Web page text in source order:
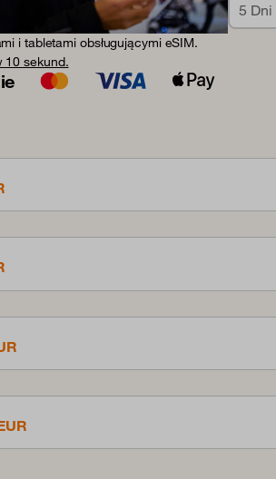
i tabletami obsługującymi eSIM.
10 sekund.
5 Dni